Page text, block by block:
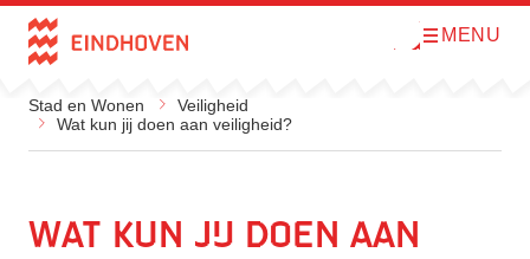
Direct naar de inhoud
O
MENU
Stad en Wonen
Veiligheid
Wat kun jij doen aan veiligheid?
Wat kun jij doen aan